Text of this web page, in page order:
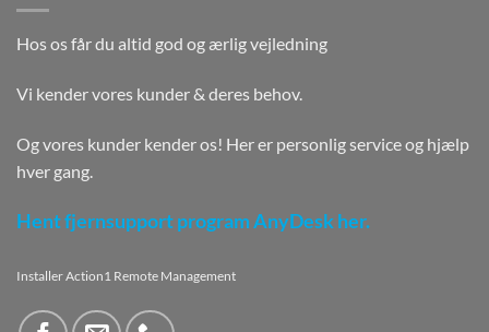
Hos os får du altid god og ærlig vejledning
Vi kender vores kunder & deres behov.
Og vores kunder kender os! Her er personlig service og hjælp
hver gang.
Hent fjernsupport program AnyDesk her.
Installer Action1 Remote Management